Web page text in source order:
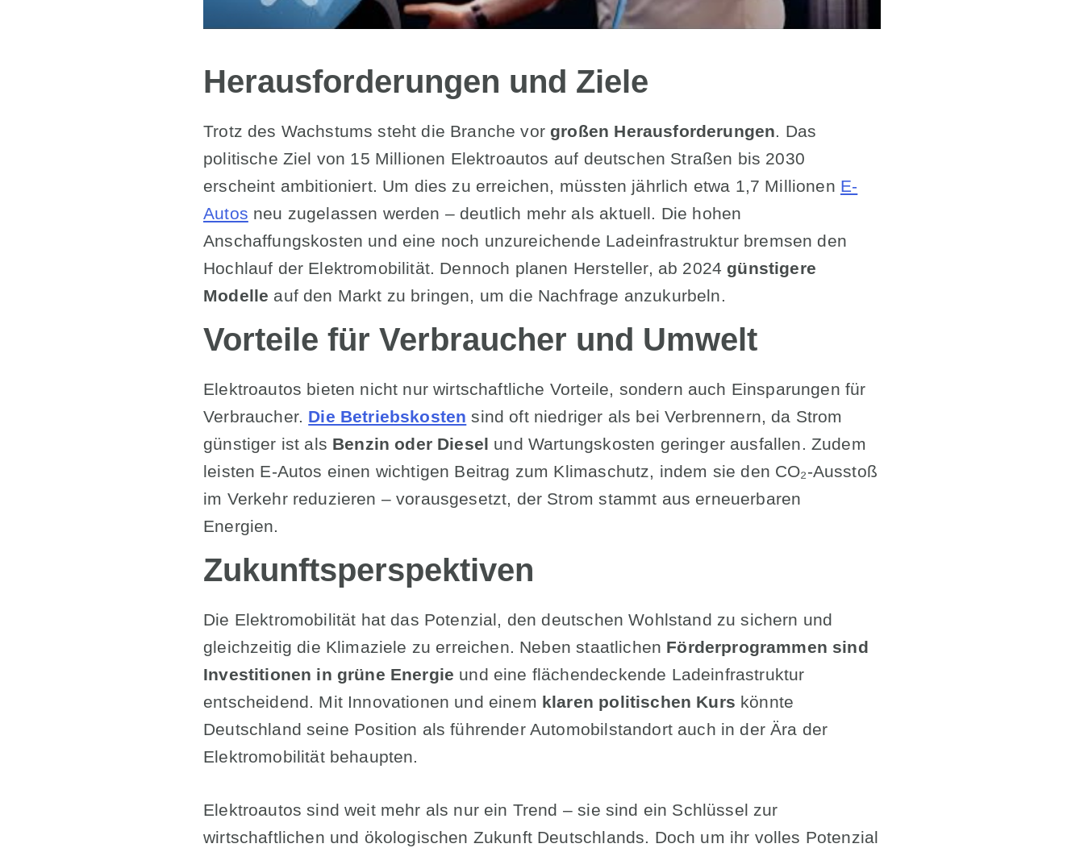
Herausforderungen und Ziele
Trotz des Wachstums steht die Branche vor großen Herausforderungen. Das
politische Ziel von 15 Millionen Elektroautos auf deutschen Straßen bis 2030
erscheint ambitioniert. Um dies zu erreichen, müssten jährlich etwa 1,7 Millionen E-
Autos neu zugelassen werden – deutlich mehr als aktuell. Die hohen
Anschaffungskosten und eine noch unzureichende Ladeinfrastruktur bremsen den
Hochlauf der Elektromobilität. Dennoch planen Hersteller, ab 2024 günstigere
Modelle auf den Markt zu bringen, um die Nachfrage anzukurbeln.
Vorteile für Verbraucher und Umwelt
Elektroautos bieten nicht nur wirtschaftliche Vorteile, sondern auch Einsparungen für
Verbraucher. Die Betriebskosten sind oft niedriger als bei Verbrennern, da Strom
günstiger ist als Benzin oder Diesel und Wartungskosten geringer ausfallen. Zudem
leisten E-Autos einen wichtigen Beitrag zum Klimaschutz, indem sie den CO₂-Ausstoß
im Verkehr reduzieren – vorausgesetzt, der Strom stammt aus erneuerbaren
Energien.
Zukunftsperspektiven
Die Elektromobilität hat das Potenzial, den deutschen Wohlstand zu sichern und
gleichzeitig die Klimaziele zu erreichen. Neben staatlichen Förderprogrammen sind
Investitionen in grüne Energie und eine flächendeckende Ladeinfrastruktur
entscheidend. Mit Innovationen und einem klaren politischen Kurs könnte
Deutschland seine Position als führender Automobilstandort auch in der Ära der
Elektromobilität behaupten.
Elektroautos sind weit mehr als nur ein Trend – sie sind ein Schlüssel zur
wirtschaftlichen und ökologischen Zukunft Deutschlands. Doch um ihr volles Potenzial